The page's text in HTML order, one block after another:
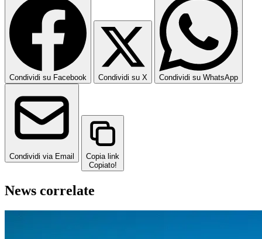
Condividi su Facebook Condividi su X Condividi su WhatsApp
Condividi via Email
Copia link
Copiato!
News correlate